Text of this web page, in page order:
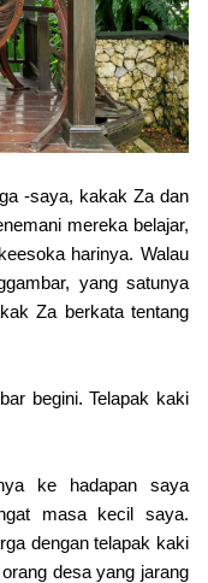
-saya, kakak Za dan
mereka belajar,
harinya. Walau
yang satunya
Za berkata tentang
begini. Telapak kaki
ke hadapan saya
masa kecil saya.
dengan telapak kaki
desa yang jarang